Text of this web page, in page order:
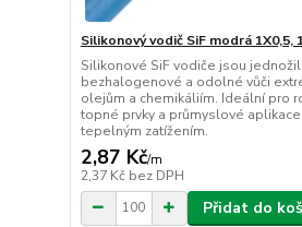
Silikonový vodič SiF modrá 1X0,5,
Silikonové SiF vodiče jsou
bezhalogenové a odolné vůči
olejům a chemikáliím. Ideální pro
topné prvky a průmyslové
tepelným zatížením.
2,87 Kč/m
2,37 Kč bez DPH
Přidat do